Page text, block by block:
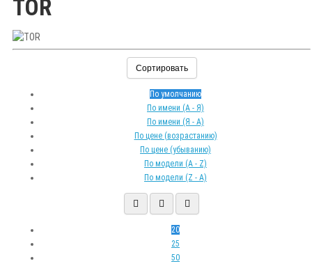
TOR
Сортировать
По умолчанию
По имени (A - Я)
По имени (Я - A)
По цене (возрастанию)
По цене (убыванию)
По модели (A - Z)
По модели (Z - A)
20
25
50